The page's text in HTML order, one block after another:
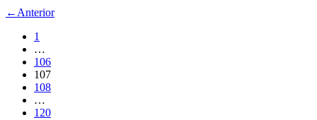
← Anterior
1
…
106
107
108
…
120